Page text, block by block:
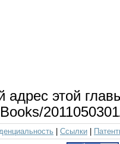
адрес этой
Ссылки